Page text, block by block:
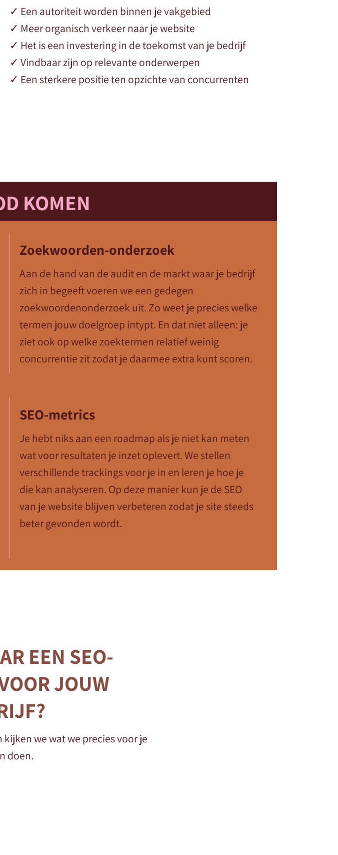
✓ Een autoriteit worden binnen je vakgebied
✓ Meer organisch verkeer naar je website
✓ Het is een investering in de toekomst van je bedrijf
✓ Vindbaar zijn op relevante onderwerpen
✓ Een sterkere positie ten opzichte van concurrenten
KOMEN
Zoekwoorden-onderzoek
Aan de hand van de audit en de markt waar je bedrijf
zich in begeeft voeren we een gedegen
zoekwoordenonderzoek uit. Zo weet je precies welke
termen jouw doelgroep intypt. En dat niet alleen: je
ziet ook op welke zoektermen relatief weinig
concurrentie zit zodat je daarmee extra kunt scoren.
SEO-metrics
Je hebt niks aan een roadmap als je niet kan meten
wat voor resultaten je inzet oplevert. We stellen
verschillende trackings voor je in en leren je hoe je
die kan analyseren. Op deze manier kun je de SEO
van je website blijven verbeteren zodat je site steeds
beter gevonden wordt.
EEN SEO-
JOUW
we wat we precies voor je
doen.